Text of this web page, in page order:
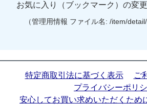
お気に入り（ブックマーク）の変
（管理用情報 ファイル名: /item/
特定商取引法に基づく表示 ご
プライバシーポリ
安心してお買い求めいただくため